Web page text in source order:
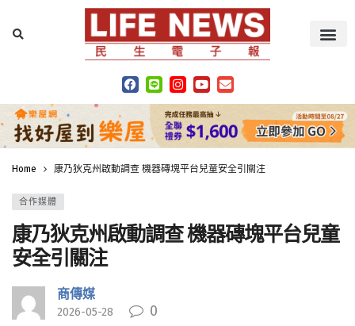
Home 康乃狄克州啟動調查 機器磚塊平台兒童安全引關注
合作媒體
康乃狄克州啟動調查 機器磚塊平台兒童
安全引關注
商傳媒
2026-05-28 0